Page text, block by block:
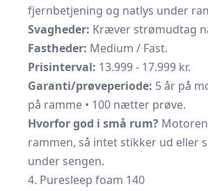
fjernbetjening og natlys under
Svagheder: Kræver strømudtag
Fastheder: Medium / Fast.
Prisinterval: 13.999 - 17.999 kr.
Garanti/prøveperiode: 5 år på
på ramme • 100 nætter prøve.
Hvorfor god i små rum?
rammen, så intet stikker ud eller
under sengen.
4. Puresleep foam 140